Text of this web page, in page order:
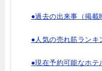
●過去の出来事（掲載
●人気の売れ筋ランキ
●現在予約可能なホテ